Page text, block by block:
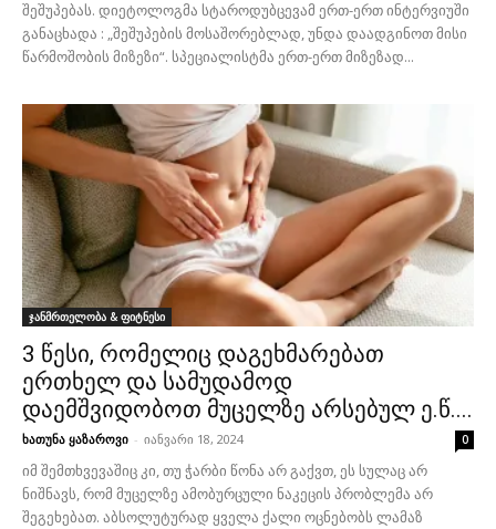
შეშუპებას. დიეტოლოგმა სტაროდუბცევამ ერთ-ერთ ინტერვიუში
განაცხადა : „შეშუპების მოსაშორებლად, უნდა დაადგინოთ მისი
წარმოშობის მიზეზი“. სპეციალისტმა ერთ-ერთ მიზეზად...
ჯანმრთელობა & ფიტნესი
3 წესი, რომელიც დაგეხმარებათ
ერთხელ და სამუდამოდ
დაემშვიდობოთ მუცელზე არსებულ ე.წ....
ხათუნა ყაზაროვი - იანვარი 18, 2024 0
იმ შემთხვევაშიც კი, თუ ჭარბი წონა არ გაქვთ, ეს სულაც არ
ნიშნავს, რომ მუცელზე ამობურცული ნაკეცის პრობლემა არ
შეგეხებათ. აბსოლუტურად ყველა ქალი ოცნებობს ლამაზ